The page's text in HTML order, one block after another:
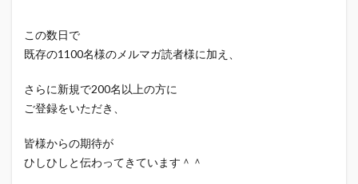
この数日で
既存の1100名様のメルマガ読者様に加え、
さらに新規で200名以上の方に
ご登録をいただき、
皆様からの期待が
ひしひしと伝わってきています＾＾